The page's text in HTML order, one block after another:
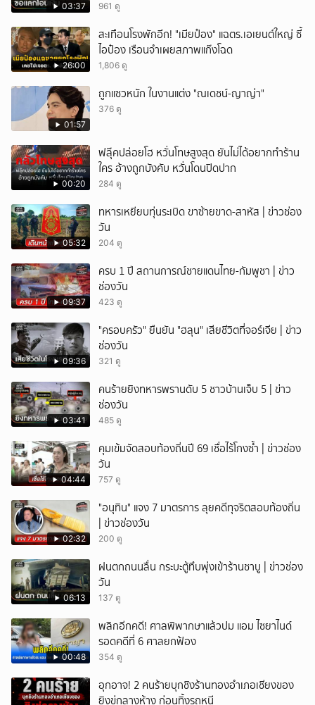
03:37 961 ดู
26:00
สะเทือนโรงพักอีก! "เมียป๋อง" แฉตร.เอเยนต์ใหญ่ ซี้
ไอป๋อง เรือนจำเผยสภาพแก๊งโฉด
1,806 ดู
01:57
ถูกแซวหนัก ในงานแต่ง "ณเดชน์-ญาญ่า"
376 ดู
00:20
ฟลุ๊คปล่อยโฮ หวั่นโทษสูงสุด ยันไม่ได้อยากทำร้าน
ใคร อ้างถูกบังคับ หวั่นโดนปิดปาก
284 ดู
05:32
ทหารเหยียบทุ่นระเบิด ขาซ้ายขาด-สาหัส | ข่าวช่อง
วัน
204 ดู
09:37
ครบ 1 ปี สถานการณ์ชายแดนไทย-กัมพูชา | ข่าว
ช่องวัน
423 ดู
09:36
"ครอบครัว" ยืนยัน "ฮลุน" เสียชีวิตที่จอร์เจีย | ข่าว
ช่องวัน
321 ดู
03:41
คนร้ายยิงทหารพรานดับ 5 ชาวบ้านเจ็บ 5 | ข่าว
ช่องวัน
485 ดู
04:44
คุมเข้มจัดสอบท้องถิ่นปี 69 เชื่อไร้โกงซ้ำ | ข่าวช่อง
วัน
757 ดู
02:32
"อนุทิน" แจง 7 มาตรการ ลุยคดีทุจริตสอบท้องถิ่น
| ข่าวช่องวัน
200 ดู
06:13
ฝนตกถนนลื่น กระบะตู้ทึบพุ่งเข้าร้านชาบู | ข่าวช่อง
วัน
137 ดู
00:48
พลิกอีกคดี! ศาลพิพากษาแล้วปม แอม ไซยาไนด์
รอดคดีที่ 6 ศาลยกฟ้อง
354 ดู
อุกอาจ! 2 คนร้ายบุกชิงร้านทองอำเภอเชียงของ
ยิงขู่กลางห้าง ก่อนทิ้งรถหนี
ยกเลิก